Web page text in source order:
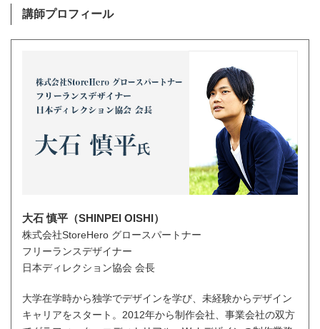
講師プロフィール
大石 慎平（SHINPEI OISHI）
株式会社StoreHero グロースパートナー
フリーランスデザイナー
日本ディレクション協会 会長
大学在学時から独学でデザインを学び、未経験からデザイン
キャリアをスタート。2012年から制作会社、事業会社の双方